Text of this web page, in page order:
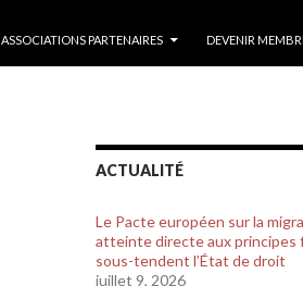
ASSOCIATIONS PARTENAIRES DEVENIR
ACTUALITÉ
Le Pacte européen sur la
atteinte directe aux principes
sous-tendent l’État de droit
juillet 9, 2026